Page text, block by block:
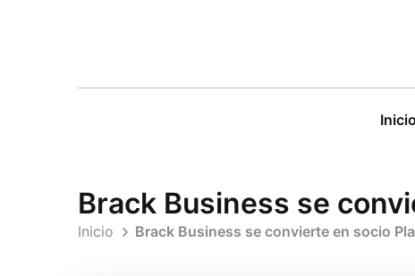
Inicio
Brack Business se
Inicio Brack Business se convierte en socio